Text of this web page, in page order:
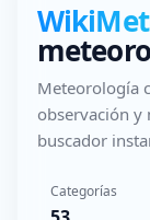
Meteorología
observación
buscador
Categorías